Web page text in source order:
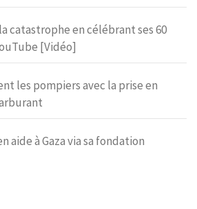
catastrophe en célébrant ses 60
[Vidéo]
les pompiers avec la prise en
aide à Gaza via sa fondation